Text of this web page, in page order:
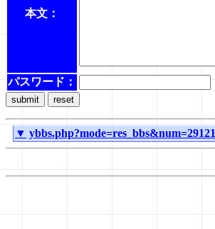
本文：
パスワード：
▼ ybbs.php?mode=res_bbs&num=29121